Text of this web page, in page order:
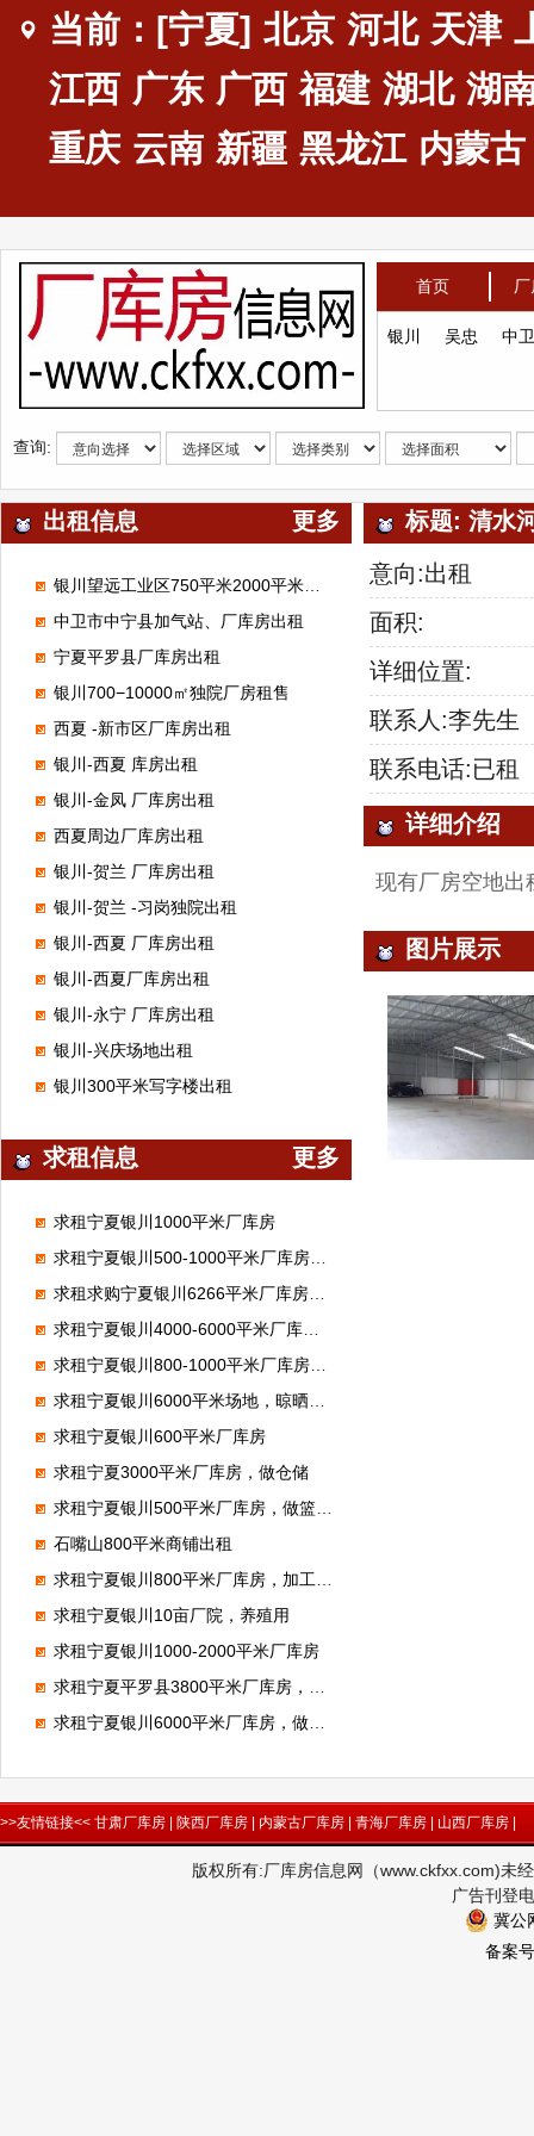
当前：[宁夏] 北京 河北 天津
江西 广东 广西 福建 湖北 湖
重庆 云南 新疆 黑龙江 内蒙古
首页
银川 吴忠 中卫
查询:
出租信息 更多
银川望远工业区750平米2000平米厂库房出租
中卫市中宁县加气站、厂库房出租
宁夏平罗县厂库房出租
银川700−10000㎡独院厂房租售
西夏 -新市区厂库房出租
银川-西夏 库房出租
银川-金凤 厂库房出租
西夏周边厂库房出租
银川-贺兰 厂库房出租
银川-贺兰 -习岗独院出租
银川-西夏 厂库房出租
银川-西夏厂库房出租
银川-永宁 厂库房出租
银川-兴庆场地出租
银川300平米写字楼出租
求租信息 更多
求租宁夏银川1000平米厂库房
求租宁夏银川500-1000平米厂库房，做汽修厂
求租求购宁夏银川6266平米厂库房，做体育馆
求租宁夏银川4000-6000平米厂库房，做混泥土制品
求租宁夏银川800-1000平米厂库房，做化工离心泵维修
求租宁夏银川6000平米场地，晾晒饲料
求租宁夏银川600平米厂库房
求租宁夏3000平米厂库房，做仓储
求租宁夏银川500平米厂库房，做篮球馆
石嘴山800平米商铺出租
求租宁夏银川800平米厂库房，加工豆腐
求租宁夏银川10亩厂院，养殖用
求租宁夏银川1000-2000平米厂库房
求租宁夏平罗县3800平米厂库房，做仓储
求租宁夏银川6000平米厂库房，做钢结构
标题: 清水
意向:出租
面积:
详细位置:
联系人:李先生
联系电话:已租
详细介绍
现有厂房空地出
图片展示
>>友情链接<< 甘肃厂库房 | 陕西厂库房 | 内蒙古厂库房 | 青海厂库房 | 山西厂库房 |
版权所有:厂库房信息网（www.ckfxx.com)未
广告刊登
冀公
备案